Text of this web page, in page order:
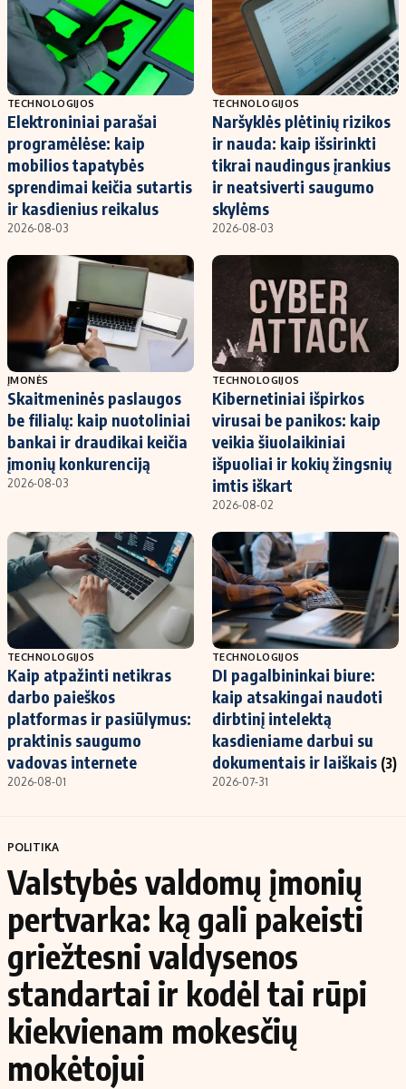
TECHNOLOGIJOS
Elektroniniai parašai
programėlėse: kaip
mobilios tapatybės
sprendimai keičia sutartis
ir kasdienius reikalus
2026-08-03
TECHNOLOGIJOS
Naršyklės plėtinių rizikos
ir nauda: kaip išsirinkti
tikrai naudingus įrankius
ir neatsiverti saugumo
skylėms
2026-08-03
ĮMONĖS
Skaitmeninės paslaugos
be filialų: kaip nuotoliniai
bankai ir draudikai keičia
įmonių konkurenciją
2026-08-03
TECHNOLOGIJOS
Kibernetiniai išpirkos
virusai be panikos: kaip
veikia šiuolaikiniai
išpuoliai ir kokių žingsnių
imtis iškart
2026-08-02
TECHNOLOGIJOS
Kaip atpažinti netikras
darbo paieškos
platformas ir pasiūlymus:
praktinis saugumo
vadovas internete
2026-08-01
TECHNOLOGIJOS
DI pagalbininkai biure:
kaip atsakingai naudoti
dirbtinį intelektą
kasdieniame darbui su
dokumentais ir laiškais (3)
2026-07-31
POLITIKA
Valstybės valdomų įmonių
pertvarka: ką gali pakeisti
griežtesni valdysenos
standartai ir kodėl tai rūpi
kiekvienam mokesčių
mokėtojui